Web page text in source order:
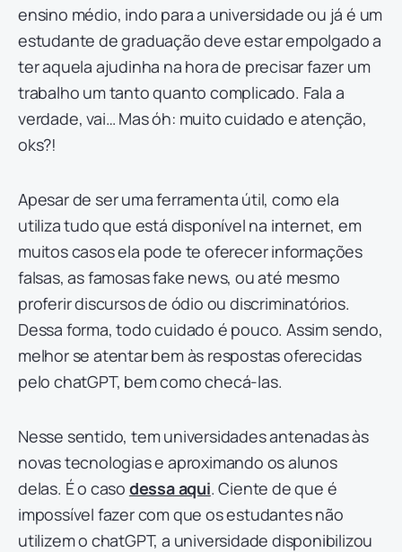
ensino médio, indo para a universidade ou já é um
estudante de graduação deve estar empolgado a
ter aquela ajudinha na hora de precisar fazer um
trabalho um tanto quanto complicado. Fala a
verdade, vai… Mas óh: muito cuidado e atenção,
oks?!
Apesar de ser uma ferramenta útil, como ela
utiliza tudo que está disponível na internet, em
muitos casos ela pode te oferecer informações
falsas, as famosas fake news, ou até mesmo
proferir discursos de ódio ou discriminatórios.
Dessa forma, todo cuidado é pouco. Assim sendo,
melhor se atentar bem às respostas oferecidas
pelo chatGPT, bem como checá-las.
Nesse sentido, tem universidades antenadas às
novas tecnologias e aproximando os alunos
delas. É o caso dessa aqui. Ciente de que é
impossível fazer com que os estudantes não
utilizem o chatGPT, a universidade disponibilizou